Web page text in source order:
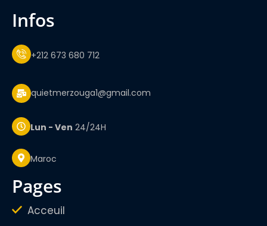
infos
+212 673 680 712
quietmerzouga1@gmail.com
Lun - Ven 24/24H
Maroc
pages
Acceuil